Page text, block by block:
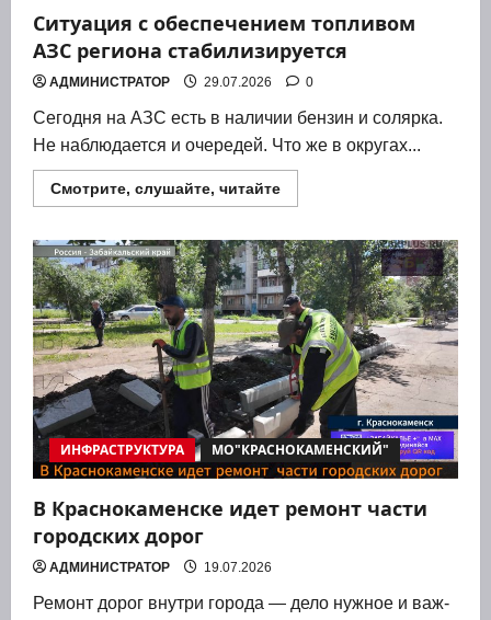
Ситуация с обеспечением топливом
АЗС региона стабилизируется
АДМИНИСТРАТОР 29.07.2026 0
Сего­дня на АЗС есть в нали­чии бен­зин и соляр­ка.
Не наблю­да­ет­ся и оче­ре­дей. Что же в окру­гах...
Смотрите, слушайте, читайтеПрочитать
больше
с
обеспечением
топливом
АЗС
региона
стабилизируется
ИНФРАСТРУКТУРА МО"КРАСНОКАМЕНСКИЙ"
В Краснокаменске идет ремонт части
городских дорог
АДМИНИСТРАТОР 19.07.2026
Ремонт дорог внут­ри горо­да — дело нуж­ное и важ­